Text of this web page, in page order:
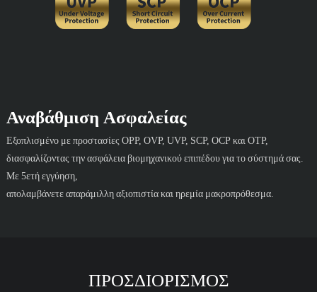
Αναβάθμιση Ασφαλείας
Εξοπλισμένο με προστασίες OPP, OVP, UVP, SCP, OCP και OTP,
διασφαλίζοντας την ασφάλεια βιομηχανικού επιπέδου για το σύστημά σας.
Με 5ετή εγγύηση,
απολαμβάνετε απαράμιλλη αξιοπιστία και ηρεμία μακροπρόθεσμα.
ΠΡΟΣΔΙΟΡΙΣΜΟΣ